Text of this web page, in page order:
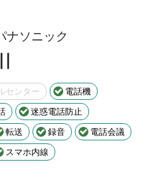
ナソニック
センター 電話機
迷惑電話防止
転送 録音 電話会議
スマホ内線